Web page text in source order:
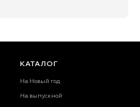
КАТАЛОГ
На Новый год
На выпускной